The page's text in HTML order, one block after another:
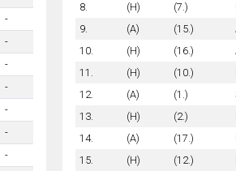
-
-
-
-
-
-
-
8.
(H) (7.)
9.
(A) (15.)
10.
(H) (16.)
11.
(H) (10.)
12.
(A) (1.)
13.
(H) (2.)
14.
(A) (17.)
15.
(H) (12.)